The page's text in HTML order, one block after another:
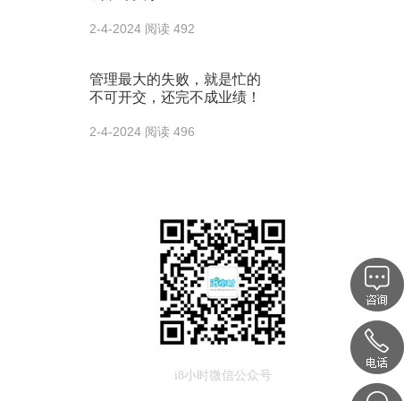
2-4-2024 阅读 492
管理最大的失败，就是忙的
不可开交，还完不成业绩！
2-4-2024 阅读 496
i8小时微信公众号